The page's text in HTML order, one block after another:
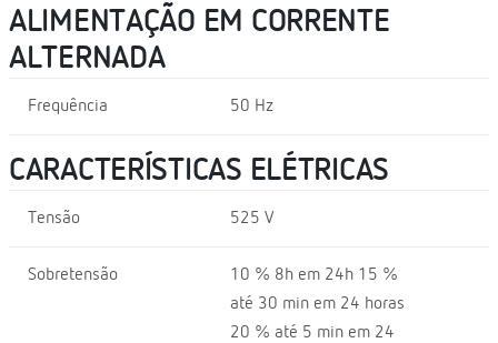
ALIMENTAÇÃO EM CORRENTE
ALTERNADA
Frequência 50 Hz
CARACTERÍSTICAS ELÉTRICAS
Tensão 525 V
Sobretensão
10 % 8h em 24h 15 %
até 30 min em 24 horas
20 % até 5 min em 24